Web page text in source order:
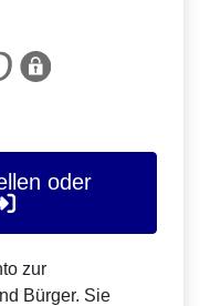
oder
zur
Bürger. Sie